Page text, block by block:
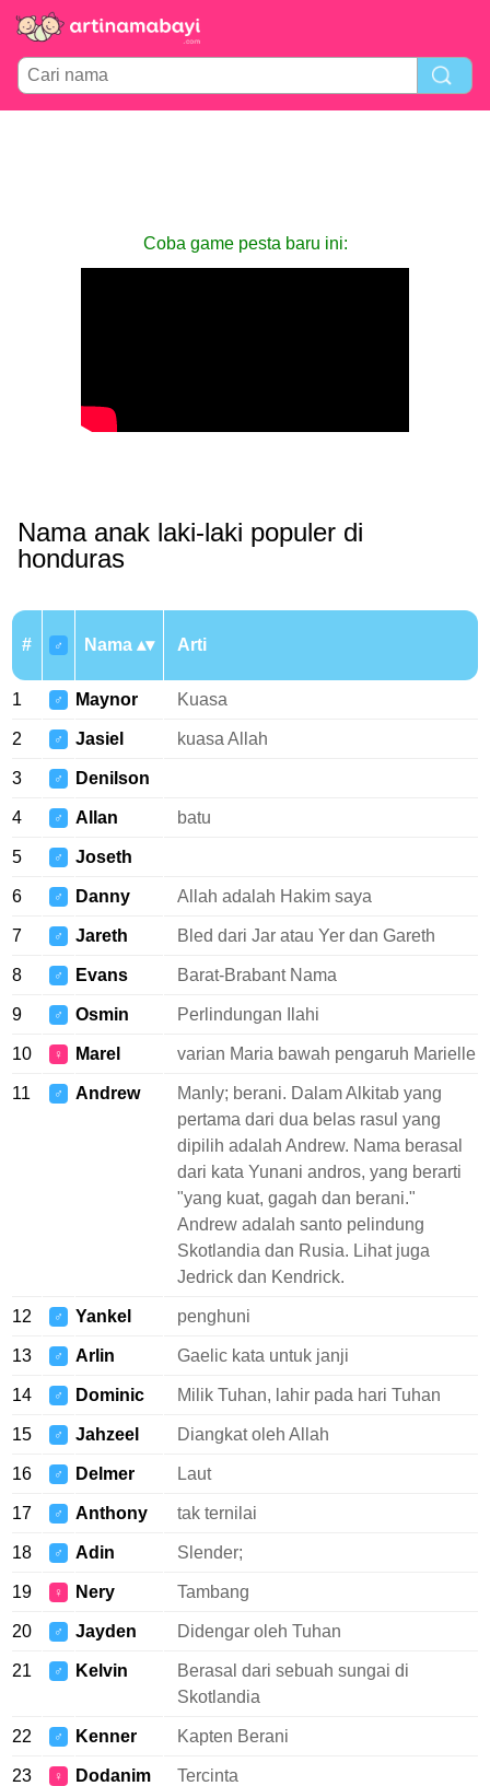
Coba game pesta baru ini:
Nama anak laki-laki populer di
honduras
# ♂ Nama Arti
1 ♂ Maynor Kuasa
2 ♂ Jasiel kuasa Allah
3 ♂ Denilson
4 ♂ Allan batu
5 ♂ Joseth
6 ♂ Danny Allah adalah Hakim saya
7 ♂ Jareth Bled dari Jar atau Yer dan Gareth
8 ♂ Evans Barat-Brabant Nama
9 ♂ Osmin Perlindungan Ilahi
10 ♀ Marel varian Maria bawah pengaruh Marielle
11 ♂ Andrew
Manly; berani. Dalam Alkitab yang
pertama dari dua belas rasul yang
dipilih adalah Andrew. Nama berasal
dari kata Yunani andros, yang berarti
"yang kuat, gagah dan berani."
Andrew adalah santo pelindung
Skotlandia dan Rusia. Lihat juga
Jedrick dan Kendrick.
12 ♂ Yankel penghuni
13 ♂ Arlin Gaelic kata untuk janji
14 ♂ Dominic Milik Tuhan, lahir pada hari Tuhan
15 ♂ Jahzeel Diangkat oleh Allah
16 ♂ Delmer Laut
17 ♂ Anthony tak ternilai
18 ♂ Adin Slender;
19 ♀ Nery Tambang
20 ♂ Jayden Didengar oleh Tuhan
21 ♂ Kelvin
Berasal dari sebuah sungai di
Skotlandia
22 ♂ Kenner Kapten Berani
23 ♀ Dodanim Tercinta